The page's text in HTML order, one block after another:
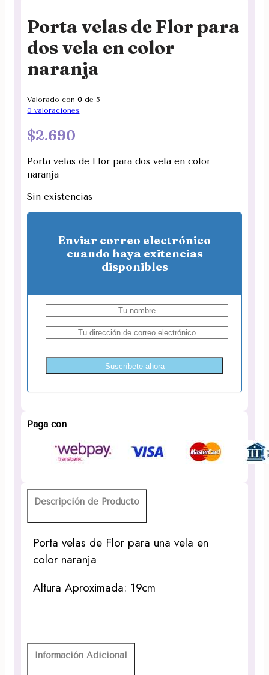
Porta velas de Flor para
dos vela en color
naranja
Valorado con0 de 5
0 valoraciones
$2.690
Porta velas de Flor para dos vela en color
naranja
Sin existencias
Enviar correo electrónico
cuando haya exitencias
disponibles
Suscríbete ahora
Paga con
Descripción de Producto
Porta velas de Flor para una vela en
color naranja
Altura Aproximada: 19cm
Información Adicional